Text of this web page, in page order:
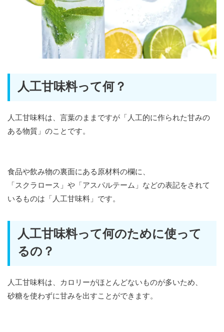
人工甘味料って何？
人工甘味料は、言葉のままですが「人工的に作られた甘みの
ある物質」のことです。
食品や飲み物の裏面にある原材料の欄に、
「スクラロース」や「アスパルテーム」などの表記をされて
いるものは「人工甘味料」です。
人工甘味料って何のために使って
るの？
人工甘味料は、カロリーがほとんどないものが多いため、
砂糖を使わずに甘みを出すことができます。